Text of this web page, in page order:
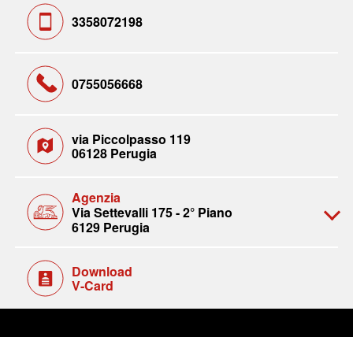
3358072198
0755056668
via Piccolpasso 119
06128 Perugia
Agenzia
Via Settevalli 175 - 2° Piano
6129 Perugia
Download
V-Card